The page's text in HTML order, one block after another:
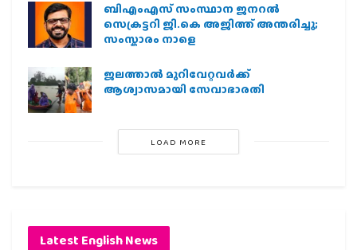
ബിഎംഎസ് സംസ്ഥാന ജനറൽ
സെക്രട്ടറി ജി.കെ അജിത്ത് അന്തരിച്ചു;
സംസ്കാരം നാളെ
ജലത്താല്‍ മുറിവേറ്റവര്‍ക്ക്
ആശ്വാസമായി സേവാഭാരതി
LOAD MORE
Latest English News